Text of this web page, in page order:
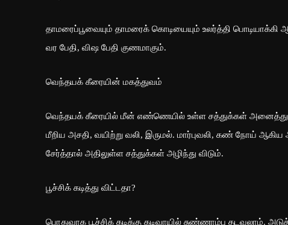
தாமரைப்பூவையும் தாமரைக் கொடியையும் உலர்த்தி பொடியாக்கி
வர பேதி, விஷ பேதி குணமாகும்.
வெந்தயக் கீரையின் மகத்துவம்
வெந்தயக் கீரையில் மீன் எண்ணெயில் உள்ள சத்துக்கள் அனைத்தும்
மீறிய அசதி, வயிற்று வலி, இருமல். மார்புவலி, கண் நோய் ஆகிய
சேர்த்தால் அதிலுள்ள சத்துக்கள் அழிந்து விடும்.
பூச்சிக் கடித்து விட்டதா?
பொதுவாக பூச்சிக் கடிக்கு கடிவாயில் சுண்ணாம்பு தடவலாம்.